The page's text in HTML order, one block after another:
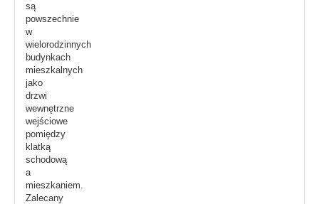
są
powszechnie
w
wielorodzinnych
budynkach
mieszkalnych
jako
drzwi
wewnętrzne
wejściowe
pomiędzy
klatką
schodową
a
mieszkaniem.
Zalecany